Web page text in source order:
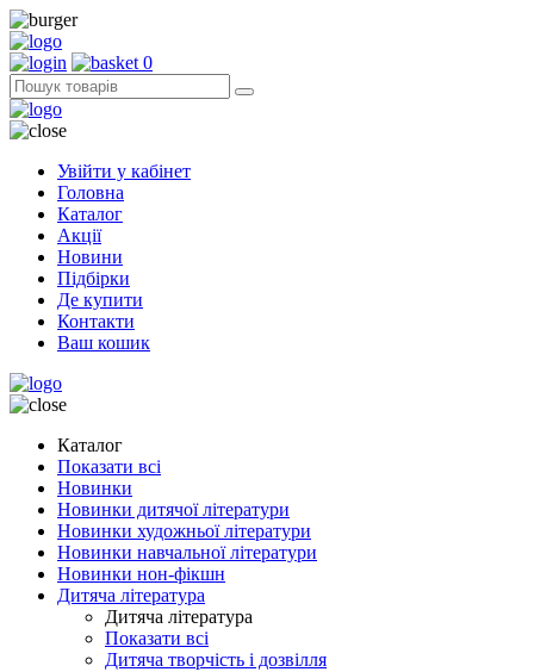
0
Увійти у кабінет
Головна
Каталог
Акції
Новини
Підбірки
Де купити
Контакти
Ваш кошик
Каталог
Показати всі
Новинки
Новинки дитячої літератури
Новинки художньої літератури
Новинки навчальної літератури
Новинки нон-фікшн
Дитяча література
Дитяча література
Показати всі
Дитяча творчість і дозвілля